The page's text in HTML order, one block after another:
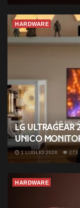
HARDWARE
LG UltraGear
unico
1 LUGLIO 2026 273
HARDWARE